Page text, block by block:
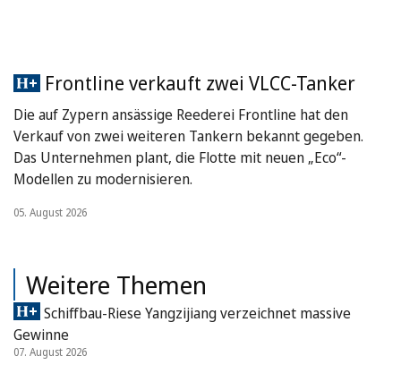
Frontline verkauft zwei VLCC-Tanker
Die auf Zypern ansässige Reederei Frontline hat den
Verkauf von zwei weiteren Tankern bekannt gegeben.
Das Unternehmen plant, die Flotte mit neuen „Eco“-
Modellen zu modernisieren.
05. August 2026
Weitere Themen
Schiffbau-Riese Yangzijiang verzeichnet massive
Gewinne
07. August 2026